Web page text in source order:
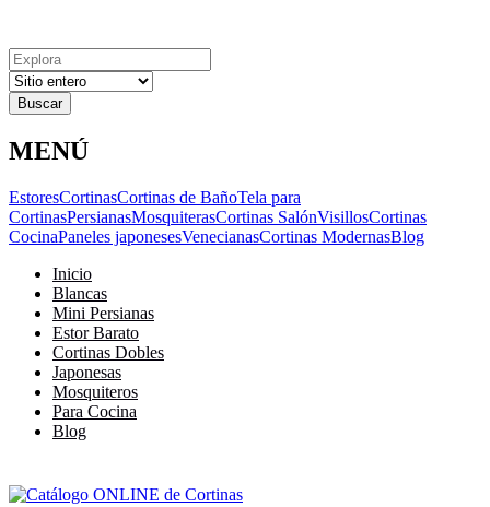
Resultados
para
MENÚ
EstoresCortinasCortinas de BañoTela para
CortinasPersianasMosquiterasCortinas SalónVisillosCortinas
CocinaPaneles japonesesVenecianasCortinas ModernasBlog
Inicio
Blancas
Mini Persianas
Estor Barato
Cortinas Dobles
Japonesas
Mosquiteros
Para Cocina
Blog